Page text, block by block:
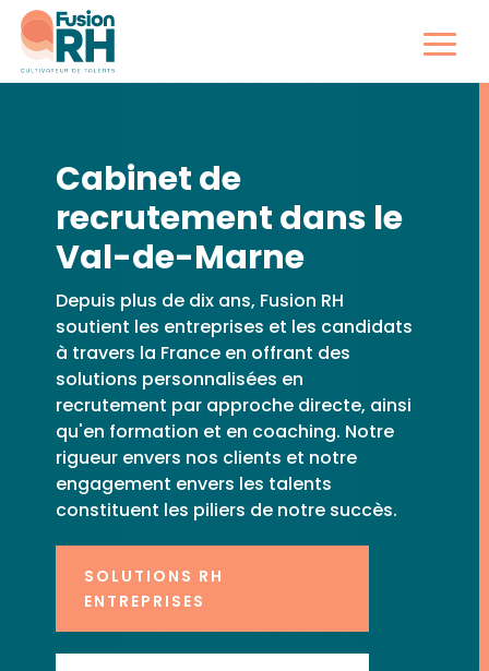
Cabinet de
recrutement dans le
Val-de-Marne
Depuis plus de dix ans, Fusion RH
soutient les entreprises et les candidats
à travers la France en offrant des
solutions personnalisées en
recrutement par approche directe, ainsi
qu'en formation et en coaching. Notre
rigueur envers nos clients et notre
engagement envers les talents
constituent les piliers de notre succès.
SOLUTIONS RH
ENTREPRISES